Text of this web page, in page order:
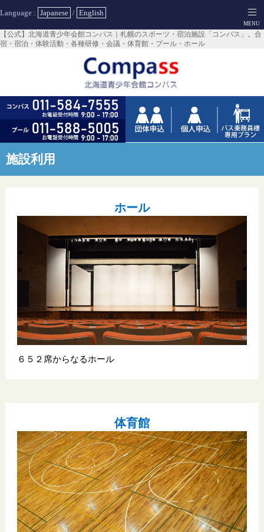
【公式】北海道青少年会館コンパス｜札幌のスポーツ・宿泊施設「コンパス」。合
宿・宿泊・体験活動・各種研修・会議・体育館・プール・ホール
Language : Japanese / English
施設利用
ホール
６５２席からなるホール
体育館